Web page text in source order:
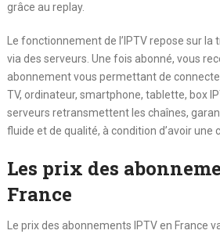
grâce au replay.
Le fonctionnement de l’IPTV repose sur
via des serveurs. Une fois abonné, vous
abonnement vous permettant de
TV, ordinateur, smartphone, tablette, box
serveurs retransmettent les chaînes,
fluide et de qualité, à condition d’avoir une
Les prix des
France
Le prix des abonnements IPTV en France